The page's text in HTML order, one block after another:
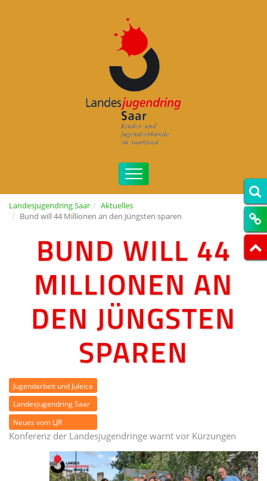
Landesjugendring Saar
Aktuelles
Bund will 44 Millionen an den Jüngsten sparen
BUND WILL 44
MILLIONEN AN
DEN JÜNGSTEN
SPAREN
Jugendarbeit und Juleica
Landesjugendring Saar
Neues vom LJR
Konferenz der Landesjugendringe warnt vor Kürzungen